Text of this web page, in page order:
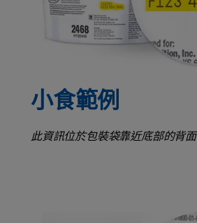
小食範例
此資訊位於包裝袋靠近底部的背面